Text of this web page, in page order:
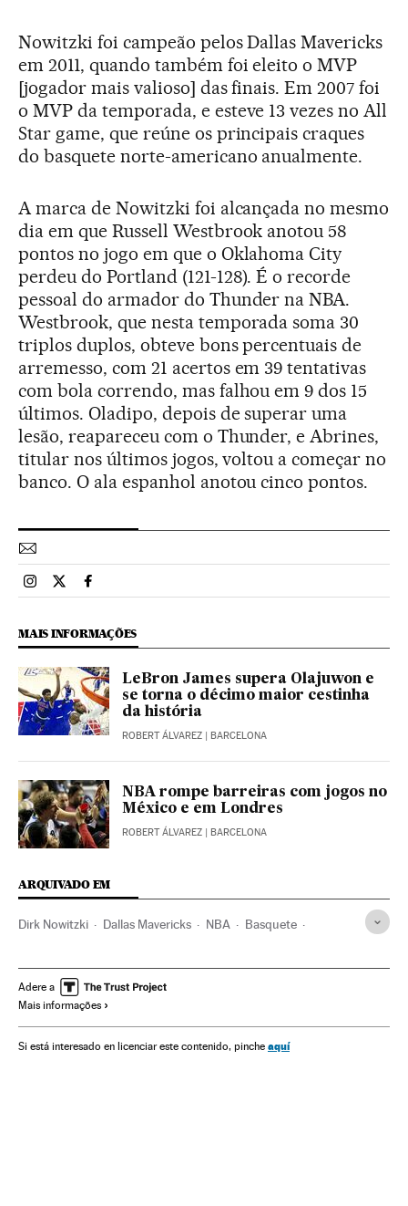
Nowitzki foi campeão pelos Dallas Mavericks
em 2011, quando também foi eleito o MVP
[jogador mais valioso] das finais. Em 2007 foi
o MVP da temporada, e esteve 13 vezes no All
Star game, que reúne os principais craques
do basquete norte-americano anualmente.
A marca de Nowitzki foi alcançada no mesmo
dia em que Russell Westbrook anotou 58
pontos no jogo em que o Oklahoma City
perdeu do Portland (121-128). É o recorde
pessoal do armador do Thunder na NBA.
Westbrook, que nesta temporada soma 30
triplos duplos, obteve bons percentuais de
arremesso, com 21 acertos em 39 tentativas
com bola correndo, mas falhou em 9 dos 15
últimos. Oladipo, depois de superar uma
lesão, reapareceu com o Thunder, e Abrines,
titular nos últimos jogos, voltou a começar no
banco. O ala espanhol anotou cinco pontos.
Esportes El País Brasil en Instagram
Esportes El País Brasil en Twitter
Esportes El País Brasil en Facebook
MAIS INFORMAÇÕES
LeBron James supera Olajuwon e
se torna o décimo maior cestinha
da história
ROBERT ÁLVAREZ | BARCELONA
NBA rompe barreiras com jogos no
México e em Londres
ROBERT ÁLVAREZ | BARCELONA
ARQUIVADO EM
Dirk Nowitzki Dallas Mavericks NBA Basquete
Adere a
Mais informações
Si está interesado en licenciar este contenido, pinche aquí